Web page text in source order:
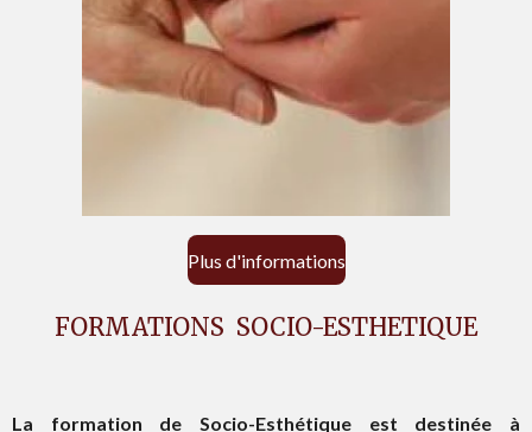
Plus d'informations
FORMATIONS SOCIO-ESTHETIQUE
La formation de Socio-Esthétique est destinée à